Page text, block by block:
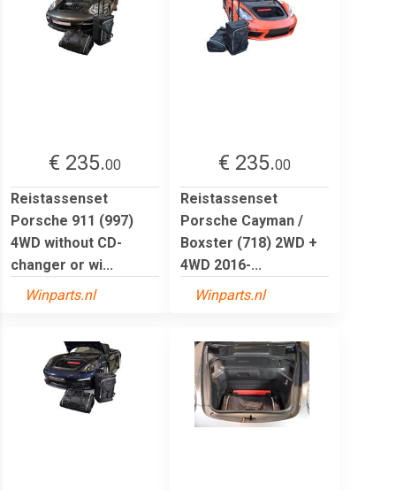
€ 235.00
Reistassenset
Porsche 911 (997)
4WD without CD-
changer or wi...
Winparts.nl
€ 235.00
Reistassenset
Porsche Cayman /
Boxster (718) 2WD +
4WD 2016-...
Winparts.nl